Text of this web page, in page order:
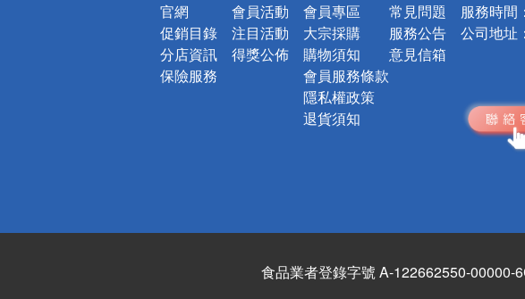
官網
促銷目錄
分店資訊
保險服務
會員活動
注目活動
得獎公佈
會員專區
大宗採購
購物須知
會員服務條款
隱私權政策
退貨須知
常見問題
服務公告
意見信箱
服務時間：
公司地址：
食品業者登錄字號 A-122662550-00000-6